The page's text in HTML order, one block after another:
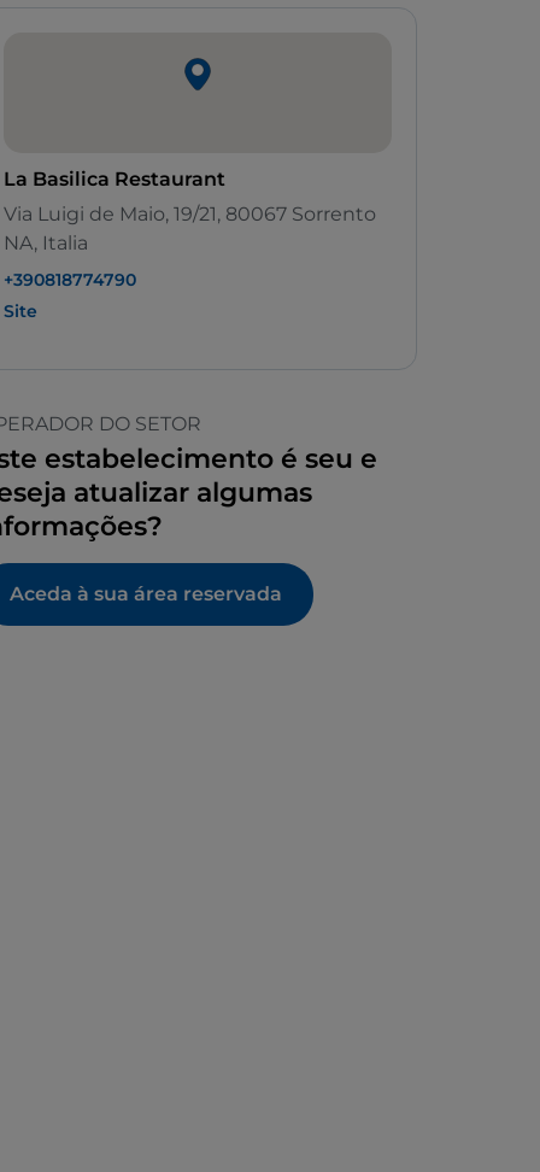
La Basilica Restaurant
Via Luigi de Maio, 19/21, 80067 Sorrento
NA, Italia
+390818774790
Site
DO SETOR
estabelecimento é seu e
atualizar algumas
Aceda à sua área reservada